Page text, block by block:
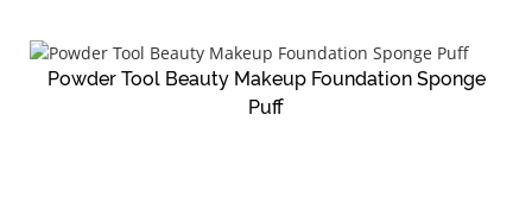
Powder Tool Beauty Makeup Foundation Sponge
Puff